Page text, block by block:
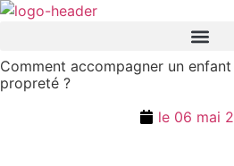
Aller
Comment accompagner un
propreté ?
le 06 mai